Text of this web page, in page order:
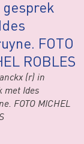
(r) in
met Ides
FOTO MICHEL